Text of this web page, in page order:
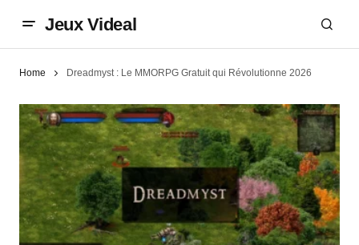
Jeux Videal
Home Dreadmyst : Le MMORPG Gratuit qui Révolutionne 2026